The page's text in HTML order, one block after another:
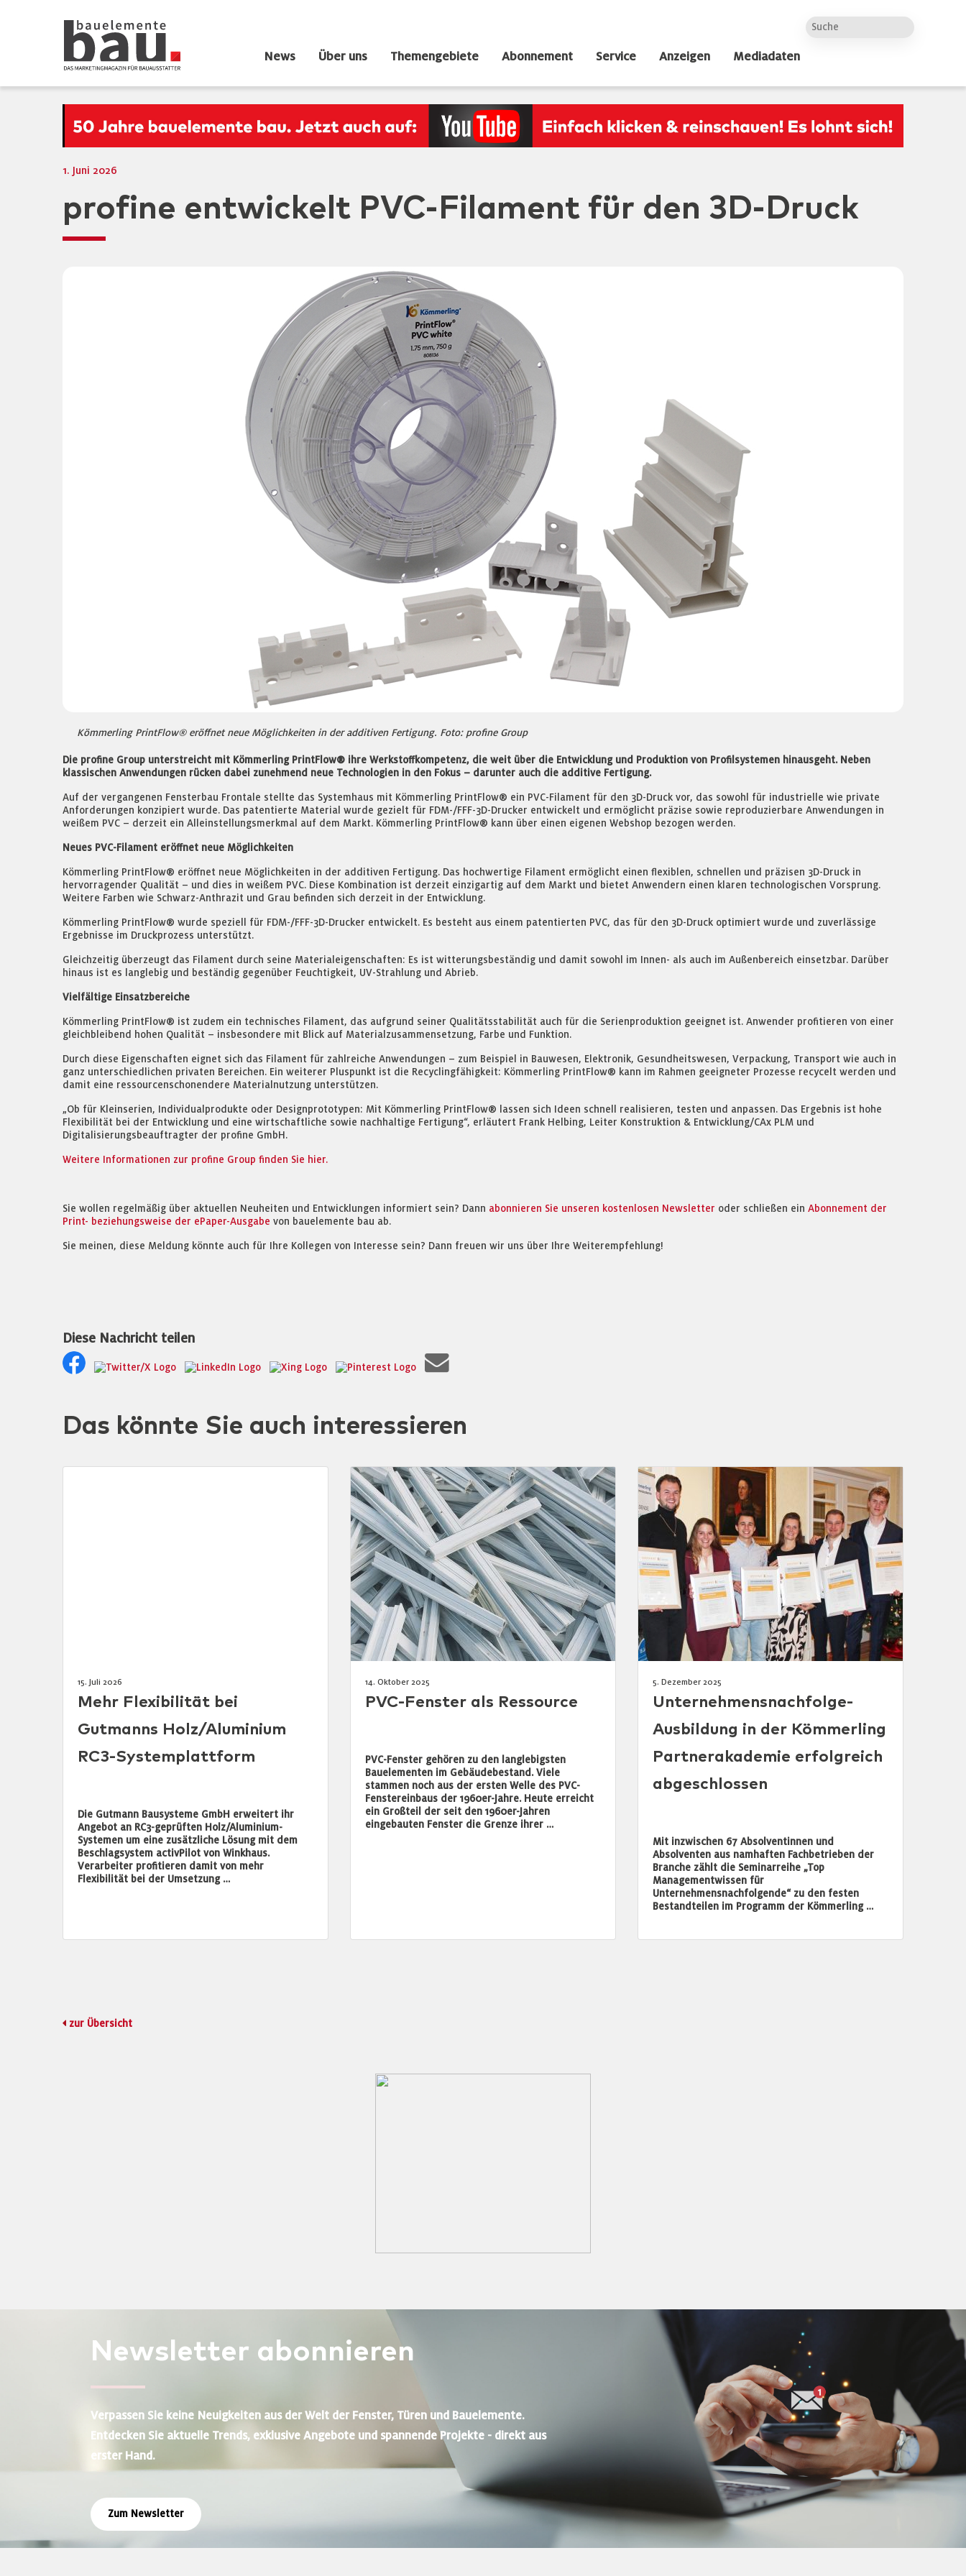
News Über uns Themengebiete Abonnement Service Anzeigen Mediadaten
1. Juni 2026
profine entwickelt PVC-Filament für den 3D-Druck
Kömmerling PrintFlow® eröffnet neue Möglichkeiten in der additiven Fertigung. Foto: profine Group
Die profine Group unterstreicht mit Kömmerling PrintFlow® ihre Werkstoffkompetenz, die weit über die Entwicklung und Produktion von Profilsystemen hinausgeht. Neben
klassischen Anwendungen rücken dabei zunehmend neue Technologien in den Fokus – darunter auch die additive Fertigung.
Auf der vergangenen Fensterbau Frontale stellte das Systemhaus mit Kömmerling PrintFlow® ein PVC-Filament für den 3D-Druck vor, das sowohl für industrielle wie private
Anforderungen konzipiert wurde. Das patentierte Material wurde gezielt für FDM-/FFF-3D-Drucker entwickelt und ermöglicht präzise sowie reproduzierbare Anwendungen in
weißem PVC – derzeit ein Alleinstellungsmerkmal auf dem Markt. Kömmerling PrintFlow® kann über einen eigenen Webshop bezogen werden.
Neues PVC-Filament eröffnet neue Möglichkeiten
Kömmerling PrintFlow® eröffnet neue Möglichkeiten in der additiven Fertigung. Das hochwertige Filament ermöglicht einen flexiblen, schnellen und präzisen 3D-Druck in
hervorragender Qualität – und dies in weißem PVC. Diese Kombination ist derzeit einzigartig auf dem Markt und bietet Anwendern einen klaren technologischen Vorsprung.
Weitere Farben wie Schwarz-Anthrazit und Grau befinden sich derzeit in der Entwicklung.
Kömmerling PrintFlow® wurde speziell für FDM-/FFF-3D-Drucker entwickelt. Es besteht aus einem patentierten PVC, das für den 3D-Druck optimiert wurde und zuverlässige
Ergebnisse im Druckprozess unterstützt.
Gleichzeitig überzeugt das Filament durch seine Materialeigenschaften: Es ist witterungsbeständig und damit sowohl im Innen- als auch im Außenbereich einsetzbar. Darüber
hinaus ist es langlebig und beständig gegenüber Feuchtigkeit, UV-Strahlung und Abrieb.
Vielfältige Einsatzbereiche
Kömmerling PrintFlow® ist zudem ein technisches Filament, das aufgrund seiner Qualitätsstabilität auch für die Serienproduktion geeignet ist. Anwender profitieren von einer
gleichbleibend hohen Qualität – insbesondere mit Blick auf Materialzusammensetzung, Farbe und Funktion.
Durch diese Eigenschaften eignet sich das Filament für zahlreiche Anwendungen – zum Beispiel in Bauwesen, Elektronik, Gesundheitswesen, Verpackung, Transport wie auch in
ganz unterschiedlichen privaten Bereichen. Ein weiterer Pluspunkt ist die Recyclingfähigkeit: Kömmerling PrintFlow® kann im Rahmen geeigneter Prozesse recycelt werden und
damit eine ressourcenschonendere Materialnutzung unterstützen.
„Ob für Kleinserien, Individualprodukte oder Designprototypen: Mit Kömmerling PrintFlow® lassen sich Ideen schnell realisieren, testen und anpassen. Das Ergebnis ist hohe
Flexibilität bei der Entwicklung und eine wirtschaftliche sowie nachhaltige Fertigung“, erläutert Frank Helbing, Leiter Konstruktion & Entwicklung/CAx PLM und
Digitalisierungsbeauftragter der profine GmbH.
Weitere Informationen zur profine Group finden Sie hier.
Sie wollen regelmäßig über aktuellen Neuheiten und Entwicklungen informiert sein? Dann abonnieren Sie unseren kostenlosen Newsletter oder schließen ein Abonnement der
Print- beziehungsweise der ePaper-Ausgabe von bauelemente bau ab.
Sie meinen, diese Meldung könnte auch für Ihre Kollegen von Interesse sein? Dann freuen wir uns über Ihre Weiterempfehlung!
Diese Nachricht teilen
Das könnte Sie auch interessieren
15. Juli 2026
Mehr Flexibilität bei
Gutmanns Holz/Aluminium
RC3-Systemplattform
Die Gutmann Bausysteme GmbH erweitert ihr
Angebot an RC3-geprüften Holz/Aluminium-
Systemen um eine zusätzliche Lösung mit dem
Beschlagsystem activPilot von Winkhaus.
Verarbeiter profitieren damit von mehr
Flexibilität bei der Umsetzung …
14. Oktober 2025
PVC-Fenster als Ressource
PVC-Fenster gehören zu den langlebigsten
Bauelementen im Gebäudebestand. Viele
stammen noch aus der ersten Welle des PVC-
Fenstereinbaus der 1960er-Jahre. Heute erreicht
ein Großteil der seit den 1960er-Jahren
eingebauten Fenster die Grenze ihrer …
5. Dezember 2025
Unternehmensnachfolge-
Ausbildung in der Kömmerling
Partnerakademie erfolgreich
abgeschlossen
Mit inzwischen 67 Absolventinnen und
Absolventen aus namhaften Fachbetrieben der
Branche zählt die Seminarreihe „Top
Managementwissen für
Unternehmensnachfolgende“ zu den festen
Bestandteilen im Programm der Kömmerling …
zur Übersicht
Newsletter abonnieren
Verpassen Sie keine Neuigkeiten aus der Welt der Fenster, Türen und Bauelemente.
Entdecken Sie aktuelle Trends, exklusive Angebote und spannende Projekte - direkt aus
erster Hand.
Zum Newsletter